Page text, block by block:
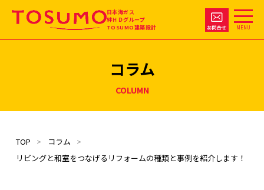
日本海ガス
絆ＨＤグループ
TOSUMO建築設計
コラム
COLUMN
TOP
コラム
リビングと和室をつなげるリフォームの種類と事例を紹介します！
MENU